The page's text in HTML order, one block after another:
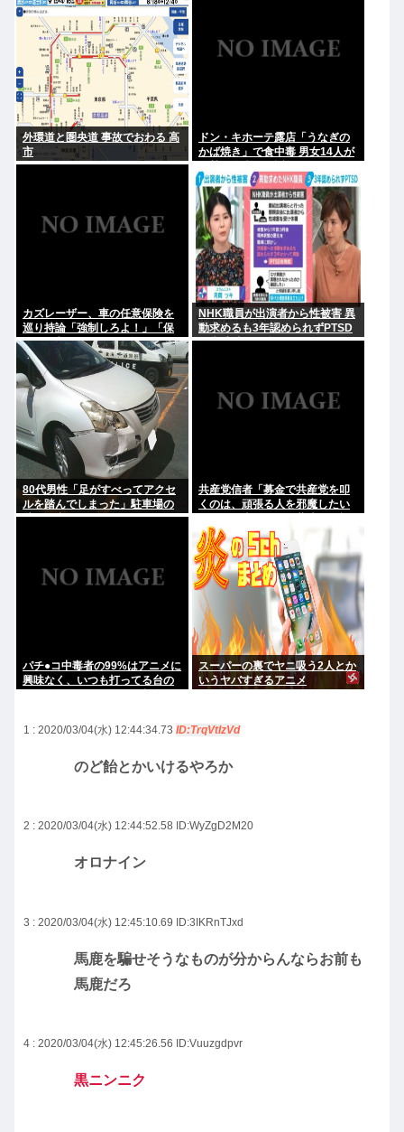
まで1年かけてリリース当時の日
付に順次配信予定
外環道と圏央道 事故でおわる 高
市
ドン・キホーテ露店「うなぎの
かば焼き」で食中毒 男女14人が
ラ属の菌検出
カズレーザー、車の任意保険を
巡り持論「強制しろよ！」「保
険にも入れないヤツは運転すん
なよ」
NHK職員が出演者から性被害 異
動求めるも3年認められずPTSD
に 加害者側が釈明も… 月岡ツキ
80代男性「足がすべってアクセ
ルを踏んでしまった」駐車場の
壁に衝突
共産党信者「募金で共産党を叩
くのは、頑張る人を邪魔したい
のせい」
パチ●コ中毒者の99%はアニメに
興味なく、いつも打ってる台の
スーパーの裏でヤニ吸う2人とか
いうヤバすぎるアニメ
1 : 2020/03/04(水) 12:44:34.73 ID:TrqVtIzVd
のど飴とかいけるやろか
2 : 2020/03/04(水) 12:44:52.58 ID:WyZgD2M20
オロナイン
3 : 2020/03/04(水) 12:45:10.69 ID:3IKRnTJxd
馬鹿を騙せそうなものが分からんならお前も
馬鹿だろ
4 : 2020/03/04(水) 12:45:26.56 ID:Vuuzgdpvr
黒ニンニク